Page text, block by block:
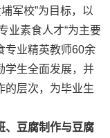
军校”为目标，以
业素食人才“为主要
专业精英教师60余
学生全面发展，并
的层次，为毕业生
、豆腐制作与豆腐